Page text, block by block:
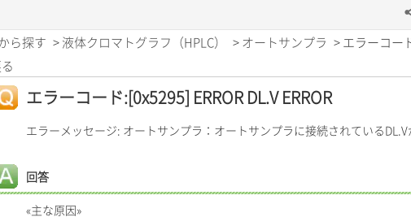
ら探す > 液体クロマトグラフ（HPLC） > オートサンプラ > エラーコー
エラーコード:[0x5295] ERROR DL.V ERROR
エラーメッセージ: オートサンプラ：オートサンプラに接続されているDL.V
回答
«主な原因»